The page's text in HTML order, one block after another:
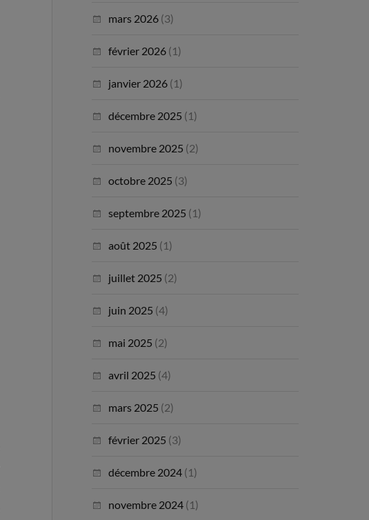
mars 2026 (3)
février 2026 (1)
janvier 2026 (1)
décembre 2025 (1)
novembre 2025 (2)
octobre 2025 (3)
septembre 2025 (1)
août 2025 (1)
juillet 2025 (2)
juin 2025 (4)
mai 2025 (2)
avril 2025 (4)
mars 2025 (2)
février 2025 (3)
décembre 2024 (1)
novembre 2024 (1)